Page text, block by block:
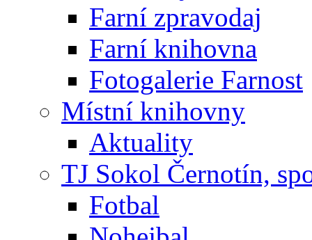
Farní zpravodaj
Farní knihovna
Fotogalerie Farnost
Místní knihovny
Aktuality
TJ Sokol Černotín,
Fotbal